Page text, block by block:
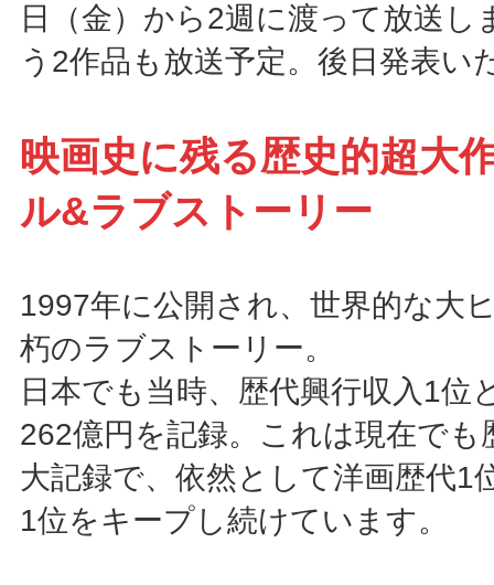
日（金）から2週に渡って放送し
う2作品も放送予定。後日発表い
映画史に残る歴史的超大
ル&ラブストーリー
1997年に公開され、世界的な大
朽のラブストーリー。
日本でも当時、歴代興行収入1位
262億円を記録。これは現在でも
大記録で、依然として洋画歴代1
1位をキープし続けています。